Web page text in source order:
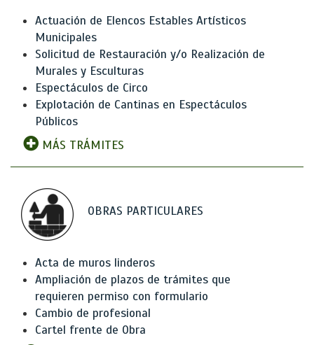
Actuación de Elencos Estables Artísticos
Municipales
Solicitud de Restauración y/o Realización de
Murales y Esculturas
Espectáculos de Circo
Explotación de Cantinas en Espectáculos
Públicos
MÁS TRÁMITES
OBRAS PARTICULARES
Acta de muros linderos
Ampliación de plazos de trámites que
requieren permiso con formulario
Cambio de profesional
Cartel frente de Obra